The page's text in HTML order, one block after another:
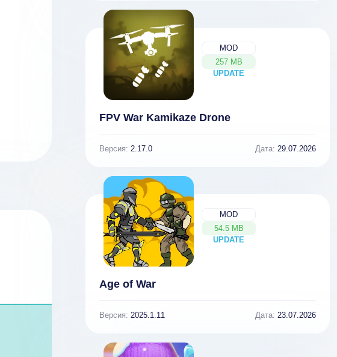
MOD
257 MB
UPDATE
NEW
FPV War Kamikaze Drone
Версия: 2.17.0 Дата: 29.07.2026
MOD
54.5 MB
UPDATE
NEW
Age of War
Версия: 2025.1.11 Дата: 23.07.2026